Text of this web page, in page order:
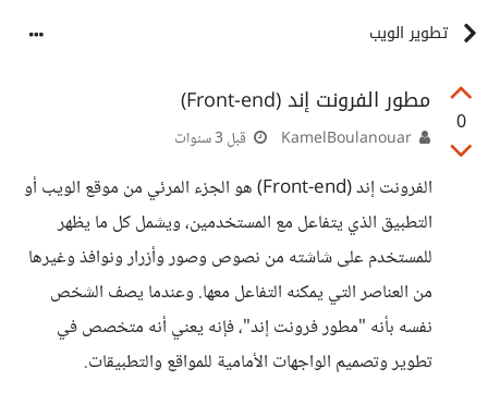
تطوير الويب
0
مطور الفرونت إند (Front-end)
قبل 3 سنوات
الفرونت إند (Front-end) هو الجزء المرئي من موقع الويب أو
التطبيق الذي يتفاعل مع المستخدمين، ويشمل كل ما يظهر
للمستخدم على شاشته من نصوص وصور وأزرار ونوافذ وغيرها
من العناصر التي يمكنه التفاعل معها. وعندما يصف الشخص
نفسه بأنه "مطور فرونت إند"، فإنه يعني أنه متخصص في
تطوير وتصميم الواجهات الأمامية للمواقع والتطبيقات.